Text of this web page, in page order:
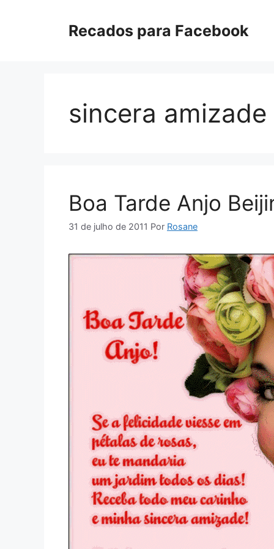
Recados para Facebook
sincera amizade
Boa Tarde Anjo
31 de julho de 2011 Por Rosane